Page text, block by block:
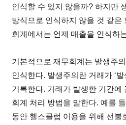
인식할 수 있지 않을까? 하지만
방식으로 인식하지 않을 것 같은
회계에서는 언제 매출을 인식하
기본적으로 재무회계는 발생주
인식한다. 발생주의란 거래가 ‘
기록한다. 거래가 발생한 기간에
회계 처리 방법을 말한다. 예를
동안 헬스클럽 이용을 위해 선불